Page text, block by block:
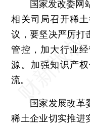
国家发改委网站
相关司局召开稀
议，要坚决严厉打
管控，加大行业
源。加强知识产
流。
国家发展改革委
稀土企业切实推进